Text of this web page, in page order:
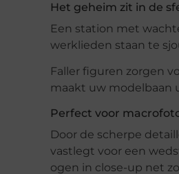
Het geheim zit in de
Een station met
werklieden staan te
Faller figuren zorgen
maakt uw modelbaan
Perfect voor
Door de scherpe
vastlegt voor een
ogen in close-up net